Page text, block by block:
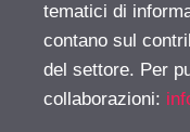
tematici di
contano sul
del settore. Per
collaborazioni: